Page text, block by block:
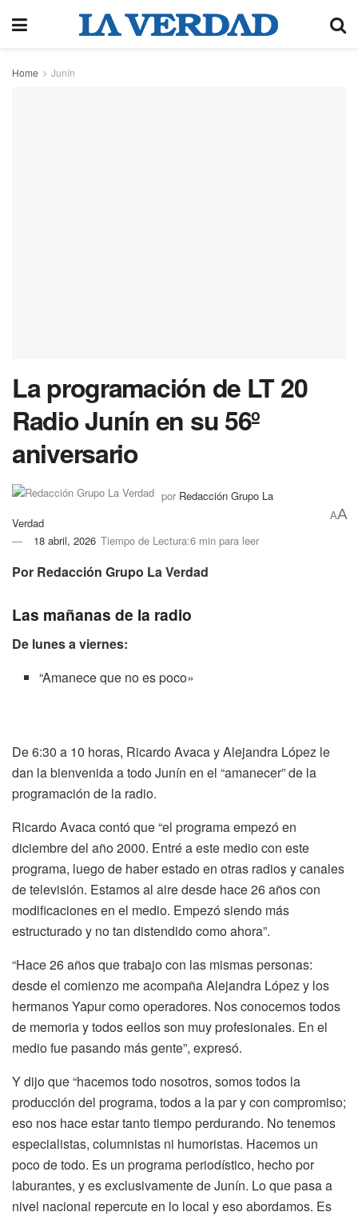
Home Junín
La programación de LT 20
Radio Junín en su 56º
aniversario
por Redacción Grupo La
Verdad
18 abril, 2026 Tiempo de Lectura:6 min para leer
AA
Por Redacción Grupo La Verdad
Las mañanas de la radio
De lunes a viernes:
“Amanece que no es poco»
De 6:30 a 10 horas, Ricardo Avaca y Alejandra López le
dan la bienvenida a todo Junín en el “amanecer” de la
programación de la radio.
Ricardo Avaca contó que “el programa empezó en
diciembre del año 2000. Entré a este medio con este
programa, luego de haber estado en otras radios y canales
de televisión. Estamos al aire desde hace 26 años con
modificaciones en el medio. Empezó siendo más
estructurado y no tan distendido como ahora”.
“Hace 26 años que trabajo con las mismas personas:
desde el comienzo me acompaña Alejandra López y los
hermanos Yapur como operadores. Nos conocemos todos
de memoria y todos eellos son muy profesionales. En el
medio fue pasando más gente”, expresó.
Y dijo que “hacemos todo nosotros, somos todos la
producción del programa, todos a la par y con compromiso;
eso nos hace estar tanto tiempo perdurando. No tenemos
especialistas, columnistas ni humoristas. Hacemos un
poco de todo. Es un programa periodístico, hecho por
laburantes, y es exclusivamente de Junín. Lo que pasa a
nivel nacional repercute en lo local y eso abordamos. Es